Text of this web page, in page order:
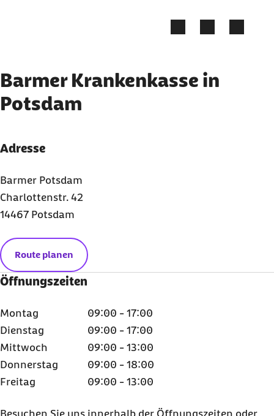
Barmer Krankenkasse in
Potsdam
Adresse
Barmer Potsdam
Charlottenstr. 42
14467 Potsdam
Route planen
Öffnungszeiten
Montag
09:00 - 17:00
Dienstag
09:00 - 17:00
Mittwoch
09:00 - 13:00
Donnerstag
09:00 - 18:00
Freitag
09:00 - 13:00
Besuchen Sie uns innerhalb der Öffnungszeiten oder